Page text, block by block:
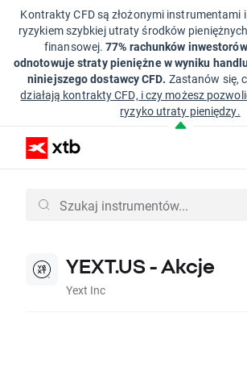
Kontrakty CFD są złożonymi instrumentami
ryzykiem szybkiej utraty środków
finansowej.77% rachunków
odnotowuje straty pieniężne w wyniku
niniejszego dostawcy CFD. Zastanów się,
działają kontrakty CFD, i czy możesz
ryzyko utraty pieniędzy.
YEXT.US - Akcje
Yext Inc